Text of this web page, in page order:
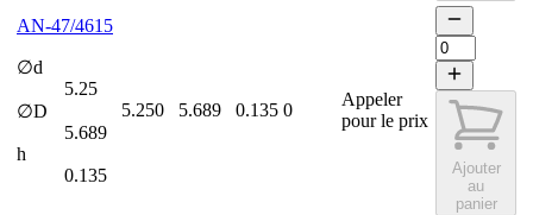
AN-47/4615
∅d
5.25
∅D
5.689
h
0.135
5.250 5.689 0.135 0
Appeler
pour le prix
Ajouter
au
panier